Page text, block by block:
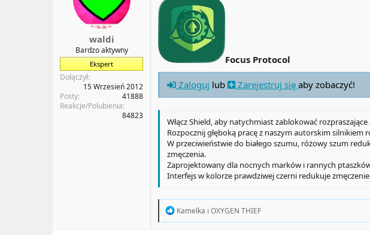
s
:
waldi
Bardzo aktywny
Ekspert
Dołączył
15 Wrzesień 2012
Posty
41888
Reakcje/Polubienia
84823
Focus Protocol
Zaloguj lub Zarejestruj się aby zobaczyć!
Włącz Shield, aby natychmiast zablokować
Rozpocznij głęboką pracę z naszym autorskim silnikiem
W przeciwieństwie do białego szumu, różowy szum
zmęczenia.
Zaprojektowany dla nocnych marków i rannych
Interfejs w kolorze prawdziwej czerni redukuje
R
Kamelka i OXYGEN THIEF